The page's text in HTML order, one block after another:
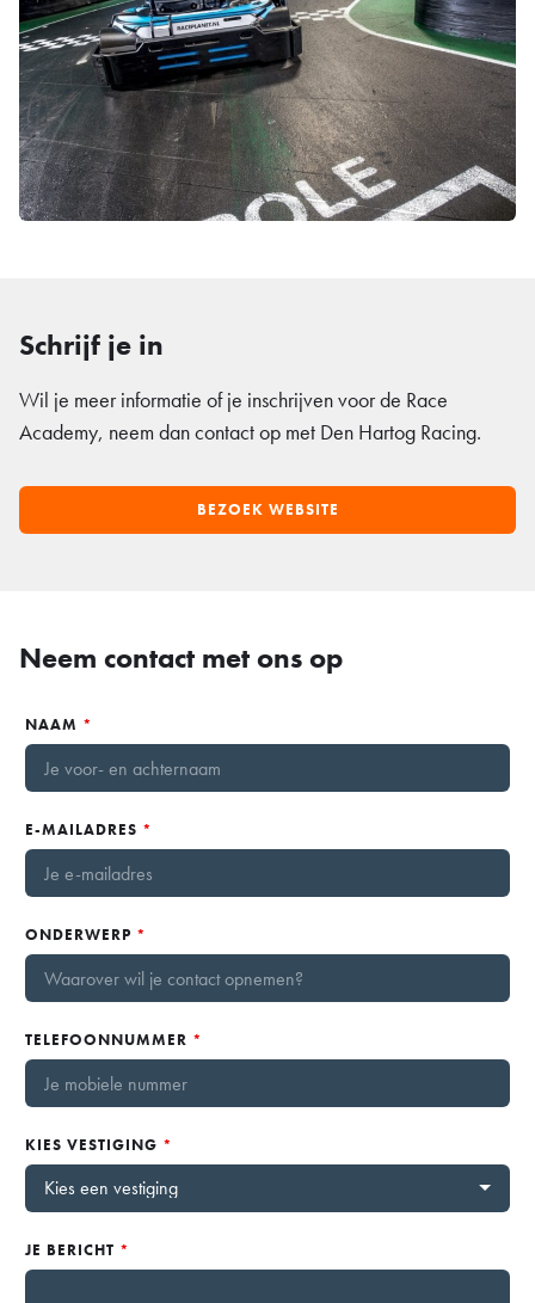
Schrijf je in
Wil je meer informatie of je inschrijven voor de Race
Academy, neem dan contact op met Den Hartog Racing.
BEZOEK WEBSITE
Neem contact met ons op
NAAM *
E-MAILADRES *
ONDERWERP *
TELEFOONNUMMER *
KIES VESTIGING *
JE BERICHT *